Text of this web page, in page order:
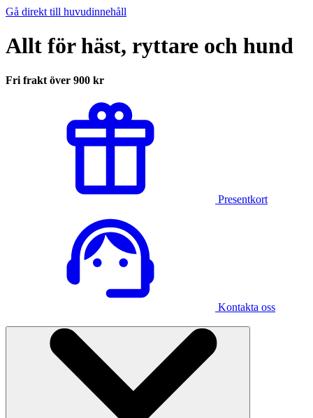
Gå direkt till huvudinnehåll
Allt för häst, ryttare och hund
Fri frakt över 900 kr
Presentkort
Kontakta oss